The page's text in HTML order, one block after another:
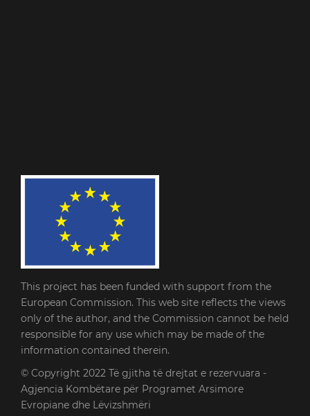
This project has been funded with support from the
European Commission. This web site reflects the views
only of the author, and the Commission cannot be held
responsible for any use which may be made of the
information contained therein.
© Copyright 2022 Të gjitha të drejtat e rezervuara -
Agjencia Kombëtare për Programet Arsimore
Evropiane dhe Lëvizshmëri